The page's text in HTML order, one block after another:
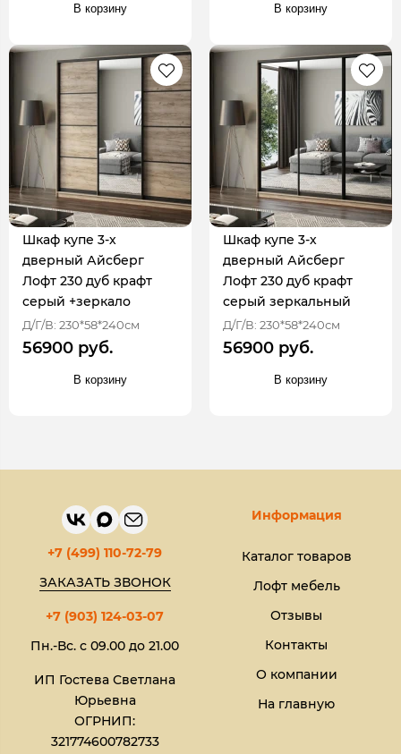
В корзину В корзину
Шкаф купе 3-х
дверный Айсберг
Лофт 230 дуб крафт
серый +зеркало
Д/Г/В: 230*58*240см
56900 руб.
В корзину
Шкаф купе 3-х
дверный Айсберг
Лофт 230 дуб крафт
серый зеркальный
Д/Г/В: 230*58*240см
56900 руб.
В корзину
+7 (499) 110-72-79
ЗАКАЗАТЬ ЗВОНОК
+7 (903) 124-03-07
Пн.-Вс. с 09.00 до 21.00
ИП Гостева Светлана
Юрьевна​
ОГРНИП:
321774600782733
Информация
Каталог товаров
Лофт мебель
Отзывы
Контакты
О компании
На главную